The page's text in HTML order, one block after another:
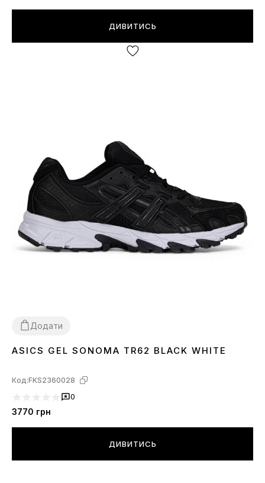
ДИВИТИСЬ
Додати
40 4142 4344
ASICS GEL SONOMA TR62 BLACK WHITE
Код:FKS2360028
0
3770 грн
ДИВИТИСЬ